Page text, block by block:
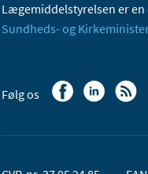
Lægemiddelstyrelsen er en
Sundheds- og
Følg os